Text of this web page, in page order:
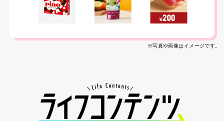
※写真や画像はイメージです。